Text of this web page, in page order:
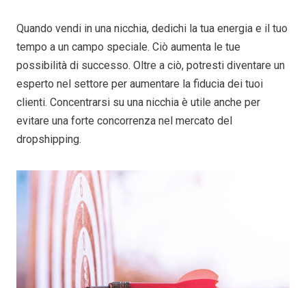
Quando vendi in una nicchia, dedichi la tua energia e il tuo
tempo a un campo speciale. Ciò aumenta le tue
possibilità di successo. Oltre a ciò, potresti diventare un
esperto nel settore per aumentare la fiducia dei tuoi
clienti. Concentrarsi su una nicchia è utile anche per
evitare una forte concorrenza nel mercato del
dropshipping.